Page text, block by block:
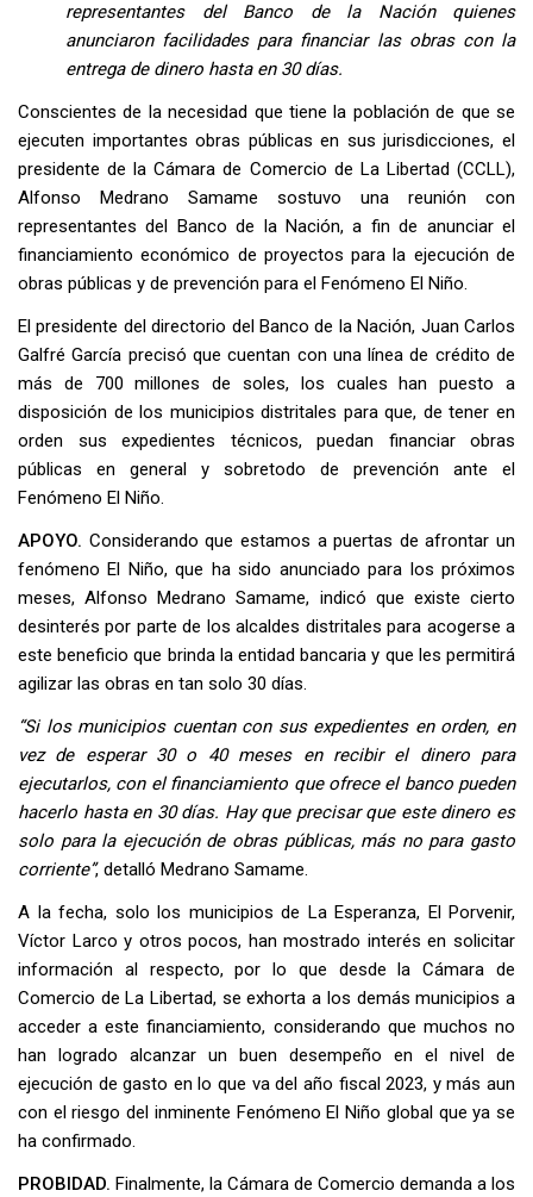
representantes del Banco de la Nación quienes
anunciaron facilidades para financiar las obras con la
entrega de dinero hasta en 30 días.
Conscientes de la necesidad que tiene la población de que se
ejecuten importantes obras públicas en sus jurisdicciones, el
presidente de la Cámara de Comercio de La Libertad (CCLL),
Alfonso Medrano Samame sostuvo una reunión con
representantes del Banco de la Nación, a fin de anunciar el
financiamiento económico de proyectos para la ejecución de
obras públicas y de prevención para el Fenómeno El Niño.
El presidente del directorio del Banco de la Nación, Juan Carlos
Galfré García precisó que cuentan con una línea de crédito de
más de 700 millones de soles, los cuales han puesto a
disposición de los municipios distritales para que, de tener en
orden sus expedientes técnicos, puedan financiar obras
públicas en general y sobretodo de prevención ante el
Fenómeno El Niño.
APOYO. Considerando que estamos a puertas de afrontar un
fenómeno El Niño, que ha sido anunciado para los próximos
meses, Alfonso Medrano Samame, indicó que existe cierto
desinterés por parte de los alcaldes distritales para acogerse a
este beneficio que brinda la entidad bancaria y que les permitirá
agilizar las obras en tan solo 30 días.
“Si los municipios cuentan con sus expedientes en orden, en
vez de esperar 30 o 40 meses en recibir el dinero para
ejecutarlos, con el financiamiento que ofrece el banco pueden
hacerlo hasta en 30 días. Hay que precisar que este dinero es
solo para la ejecución de obras públicas, más no para gasto
corriente”, detalló Medrano Samame.
A la fecha, solo los municipios de La Esperanza, El Porvenir,
Víctor Larco y otros pocos, han mostrado interés en solicitar
información al respecto, por lo que desde la Cámara de
Comercio de La Libertad, se exhorta a los demás municipios a
acceder a este financiamiento, considerando que muchos no
han logrado alcanzar un buen desempeño en el nivel de
ejecución de gasto en lo que va del año fiscal 2023, y más aun
con el riesgo del inminente Fenómeno El Niño global que ya se
ha confirmado.
PROBIDAD. Finalmente, la Cámara de Comercio demanda a los